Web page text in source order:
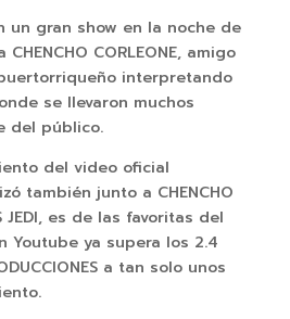
un gran show en la noche de
CORLEONE, amigo
interpretando
se llevaron muchos
del público.
del video oficial
también junto a CHENCHO
JEDI, es de las favoritas del
Youtube ya supera los 2.4
a tan solo unos